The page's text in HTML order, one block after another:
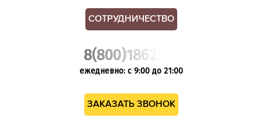
СОТРУДНИЧЕСТВО
8(800)1862102
ежедневно: с 9:00 до 21:00
ЗАКАЗАТЬ ЗВОНОК